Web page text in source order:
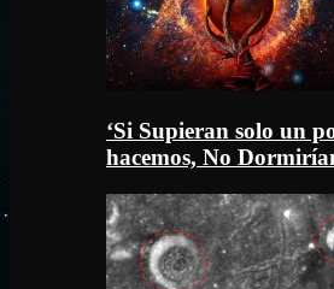
‘Si Supieran solo un
hacemos, No